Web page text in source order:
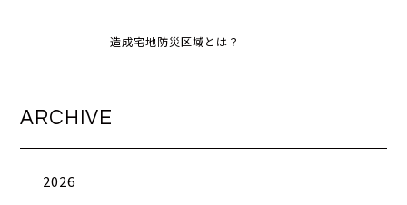
造成宅地防災区域とは？
ARCHIVE
2026